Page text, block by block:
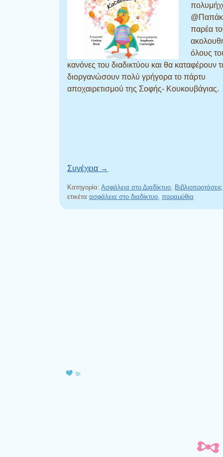
παρέα
όλους
κανόνες του διαδικτύου και θα καταφέρουν
διοργανώσουν πολύ γρήγορα το πάρτυ
αποχαιρετισμού της Σοφής- Κουκουβάγιας.
Συνέχεια →
Κατηγορία: Ασφάλεια στο Διαδίκτυο Βιβλιοπροτάσεις
ετικέτα ασφάλεια στο διαδίκτυο παραμύθια